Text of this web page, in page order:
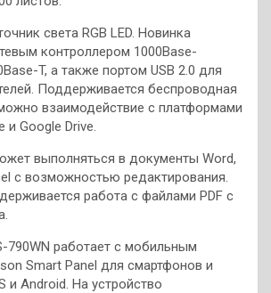
света RGB LED. Новинка
контроллером 1000Base-
T, а также портом USB 2.0 для
Поддерживается беспроводная
взаимодействие с платформами
и Google Drive.
выполняться в документы Word,
с возможностью редактирования.
работа с файлами PDF с
790WN работает с мобильным
Smart Panel для смартфонов и
и Android. На устройство